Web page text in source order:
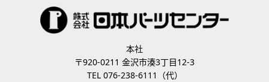
本社
〒920-0211 金沢市湊3丁目12-3
TEL 076-238-6111（代）